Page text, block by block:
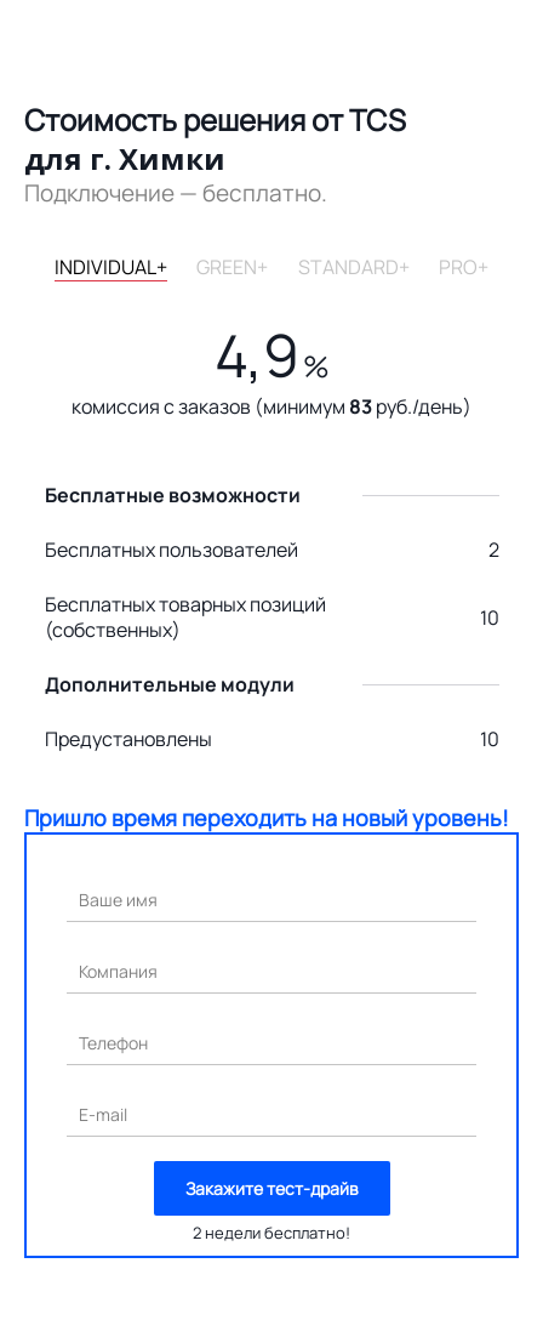
Стоимость решения от TCS
для г. Химки
Подключение — бесплатно.
INDIVIDUAL+ GREEN+ STANDARD+ PRO+
4,9 %
комиссия с заказов (минимум 83руб./день)
Бесплатные возможности
Бесплатных пользователей 2
Бесплатных товарных позиций
(собственных)
10
Дополнительные модули
Предустановлены 10
Пришло время переходить на новый уровень!
Ваше имя
Компания
Телефон
E-mail
Закажите тест-драйв
2 недели бесплатно!